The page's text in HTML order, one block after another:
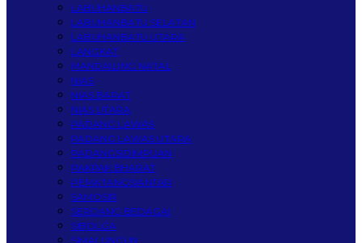
LABUHANBATU
LABUHANBATU SELATAN
LABUHANBATU UTARA
LANGKAT
MANDAILING NATAL
NIAS
NIAS BARAT
NIAS UTARA
PADANG LAWAS
PADANG LAWAS UTARA
PADANGSIDIMPUAN
PAKPAK BHARAT
PEMATANGSIANTAR
SAMOSIR
SERDANG BEDAGAI
SIBOLGA
SIMALUNGUN